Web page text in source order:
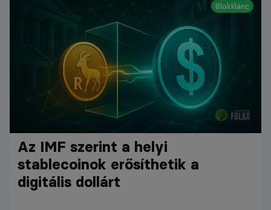
Blokklánc
Az IMF szerint a helyi
stablecoinok erősíthetik a
digitális dollárt